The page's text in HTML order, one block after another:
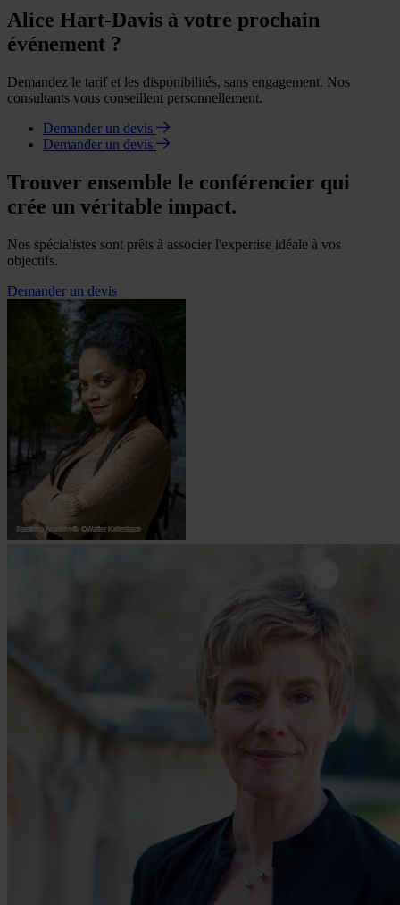
Alice Hart-Davis à votre prochain
événement ?
Demandez le tarif et les disponibilités, sans engagement. Nos
consultants vous conseillent personnellement.
Demander un devis
Demander un devis
Trouver ensemble le conférencier qui
crée un véritable impact.
Nos spécialistes sont prêts à associer l'expertise idéale à vos
objectifs.
Demander un devis